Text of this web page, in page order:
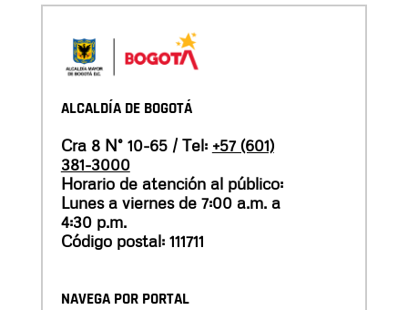
ALCALDÍA DE BOGOTÁ
Cra 8 N° 10-65 / Tel: +57 (601)
381-3000
Horario de atención al público:
Lunes a viernes de 7:00 a.m. a
4:30 p.m.
Código postal: 111711
NAVEGA POR PORTAL